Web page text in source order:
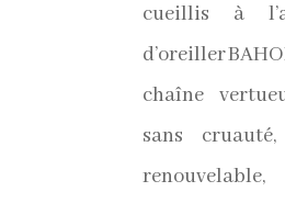
cueillis à
d’oreiller
chaîne
sans